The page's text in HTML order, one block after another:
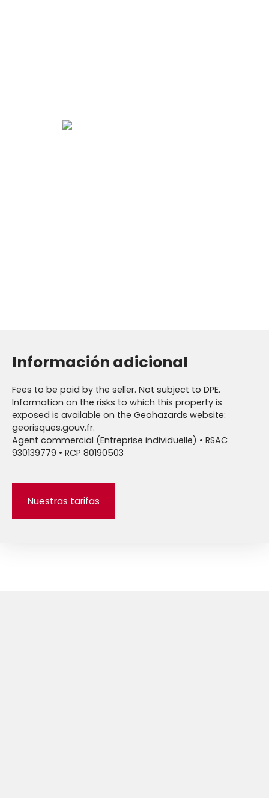
Información adicional
Fees to be paid by the seller. Not subject to DPE.
Information on the risks to which this property is
exposed is available on the Geohazards website:
georisques.gouv.fr.
Agent commercial (Entreprise individuelle) • RSAC
930139779 • RCP 80190503
Nuestras tarifas